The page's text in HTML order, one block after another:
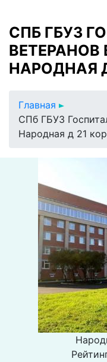
СПБ ГБУЗ
ВЕТЕРАНОВ
НАРОДНАЯ
Главная
СПб ГБУЗ
Народная д 21